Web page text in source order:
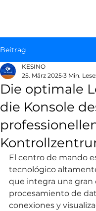
Beitrag
Die optimale
die Konsole
KESINO
25. März 2025 3 Min.
El centro de mando
tecnológico
que integra una gran
procesamiento de
conexiones y